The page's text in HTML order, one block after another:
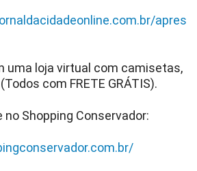
apres
uma loja virtual com camisetas,
com FRETE GRÁTIS).
Shopping Conservador: